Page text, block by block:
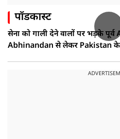
पॉडकास्ट
सेना को गाली देने वालों पर भड़के
Abhinandan से लेकर Pakistan के